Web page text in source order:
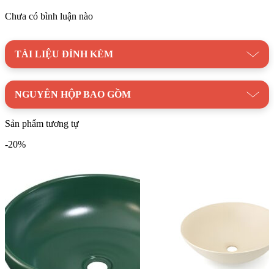
Chưa có bình luận nào
TÀI LIỆU ĐÍNH KÈM
NGUYÊN HỘP BAO GỒM
Sản phẩm tương tự
-20%